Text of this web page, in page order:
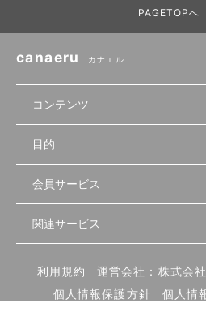
PAGETOPへ
canaeru カナエル
コンテンツ
無料開業相談
セミナー情報
セミナー動画
物件を探す
首都圏
北海道
先輩開業者の声
開業・経営に関する記事
目的
店舗運営
物件
内装・設備
食材・仕入れ
会員サービス
会員登録
ログイン
関連サービス
飲食店サクセスガイド（外部サイ
利用規約 運営会社：株式会
個人情報保護方針
個人情